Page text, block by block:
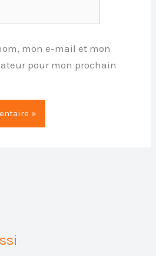
mon e-mail et mon
pour mon prochain